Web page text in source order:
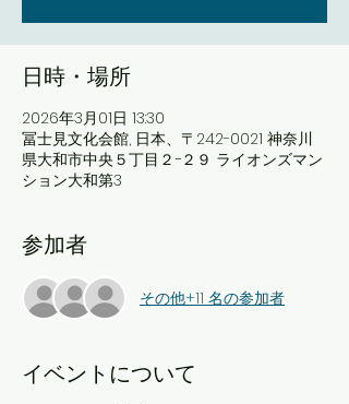
日時・場所
2026年3月01日 13:30
冨士見文化会館, 日本、〒242-0021 神奈川
県大和市中央５丁目２−２９ ライオンズマン
ション大和第3
参加者
その他+11 名の参加者
イベントについて